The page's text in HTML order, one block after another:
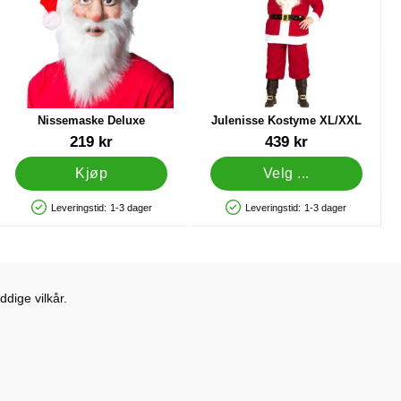
Nissemaske Deluxe
Varenummer 9614
219 kr
Kjøp
Produkttilgjengelighet: På lager
Leveringstid: 1-3 dager
Julenisse Kostyme XL/XXL
Varenummer 25393
439 kr
Velg ...
Produkttilgjengelighet: På lager
Leveringstid: 1-3 dager
vilkår.